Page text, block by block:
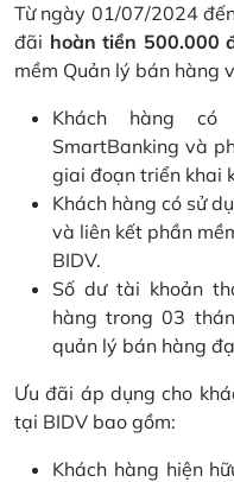
Từ ngày 01/07/2024
đãi hoàn tiền 500.000
mềm Quản lý bán hàng
Khách hàng
SmartBanking và
giai đoạn triển khai
Khách hàng có sử
và liên kết phần
BIDV.
Số dư tài khoản
hàng trong 03
quản lý bán hàng
Ưu đãi áp dụng cho
tại BIDV bao gồm:
Khách hàng hiện